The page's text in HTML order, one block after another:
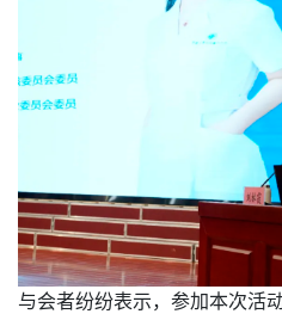
与会者纷纷表示，参加本次活